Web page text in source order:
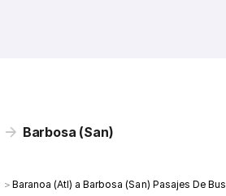
Barbosa (San)
＞Baranoa (Atl) a Barbosa (San) Pasajes De Bus